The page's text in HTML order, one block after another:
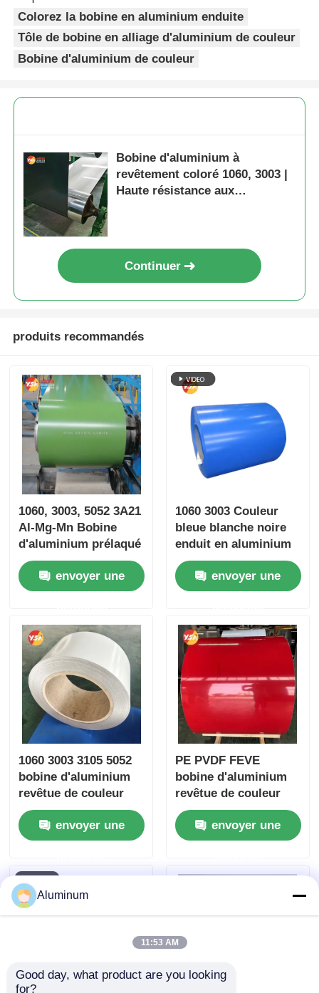
Colorez la bobine en aluminium enduite
Tôle de bobine en alliage d'aluminium de couleur
Bobine d'aluminium de couleur
Bobine d'aluminium à
revêtement coloré 1060, 3003 |
Haute résistance aux
Continuer
produits recommandés
1060, 3003, 5052 3A21
Al-Mg-Mn Bobine
d'aluminium prélaqué
Polyester PVDF
Bobine
fluorocarbonée
intempéries Anti-
décoloration Garantie
25 ans pour bardage
de bâtiment et
habillage de tuyaux
envoyer une
1060 3003 Couleur
bleue blanche noire
enduit en aluminium
bobine 0,2-6,0 mm
résistant aux UV pour
revêtement mural
envoyer une
1060 3003 3105 5052
bobine d'aluminium
revêtue de couleur
RAL couleur
pourRoller Shutter
Décoration du
envoyer une
PE PVDF FEVE
bobine d'aluminium
revêtue de couleur
1050 1060 3004 3005
résistant aux rayons
UV des grains de bois
rideau plafond
envoyer une
Aluminum
11:53 AM
Good day, what product are you looking
for?